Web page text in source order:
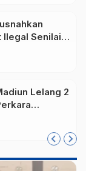
Ilegal Senilai
Lelang 2
Dibuka 11